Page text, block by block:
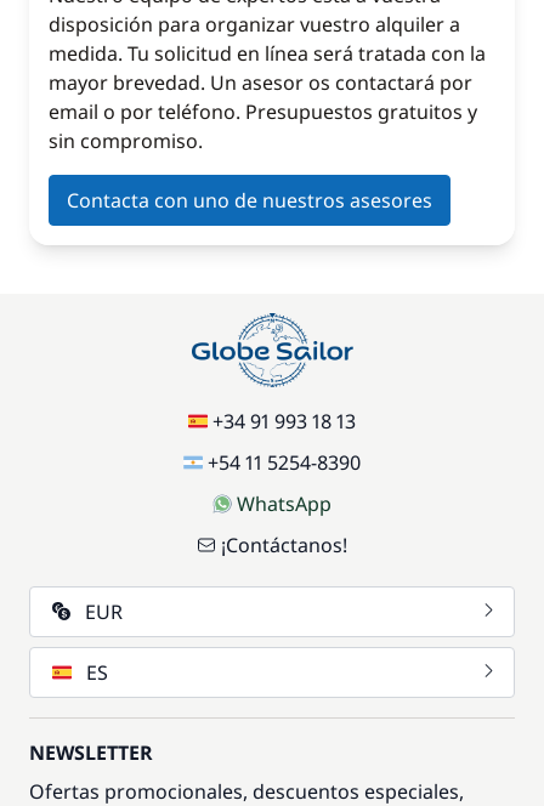
disposición para organizar vuestro alquiler a
medida. Tu solicitud en línea será tratada con la
mayor brevedad. Un asesor os contactará por
email o por teléfono. Presupuestos gratuitos y
sin compromiso.
Contacta con uno de nuestros asesores
+34 91 993 18 13
+54 11 5254-8390
WhatsApp
¡Contáctanos!
EUR
ES
NEWSLETTER
Ofertas promocionales, descuentos especiales,